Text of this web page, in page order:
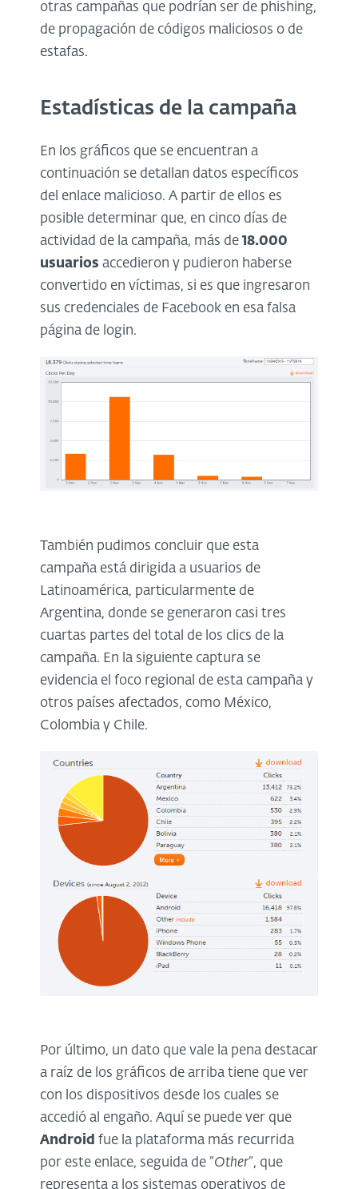
otras campañas que podrían ser de phishing,
de propagación de códigos maliciosos o de
estafas.
Estadísticas de la campaña
En los gráficos que se encuentran a
continuación se detallan datos específicos
del enlace malicioso. A partir de ellos es
posible determinar que, en cinco días de
actividad de la campaña, más de18.000
usuarios accedieron y pudieron haberse
convertido en víctimas, si es que ingresaron
sus credenciales de Facebook en esa falsa
página de login.
También pudimos concluir que esta
campaña está dirigida a usuarios de
Latinoamérica, particularmente de
Argentina, donde se generaron casi tres
cuartas partes del total de los clics de la
campaña. En la siguiente captura se
evidencia el foco regional de esta campaña y
otros países afectados, como México,
Colombia y Chile.
Por último, un dato que vale la pena destacar
a raíz de los gráficos de arriba tiene que ver
con los dispositivos desde los cuales se
accedió al engaño. Aquí se puede ver que
Android fue la plataforma más recurrida
por este enlace, seguida de “Other”, que
representa a los sistemas operativos de